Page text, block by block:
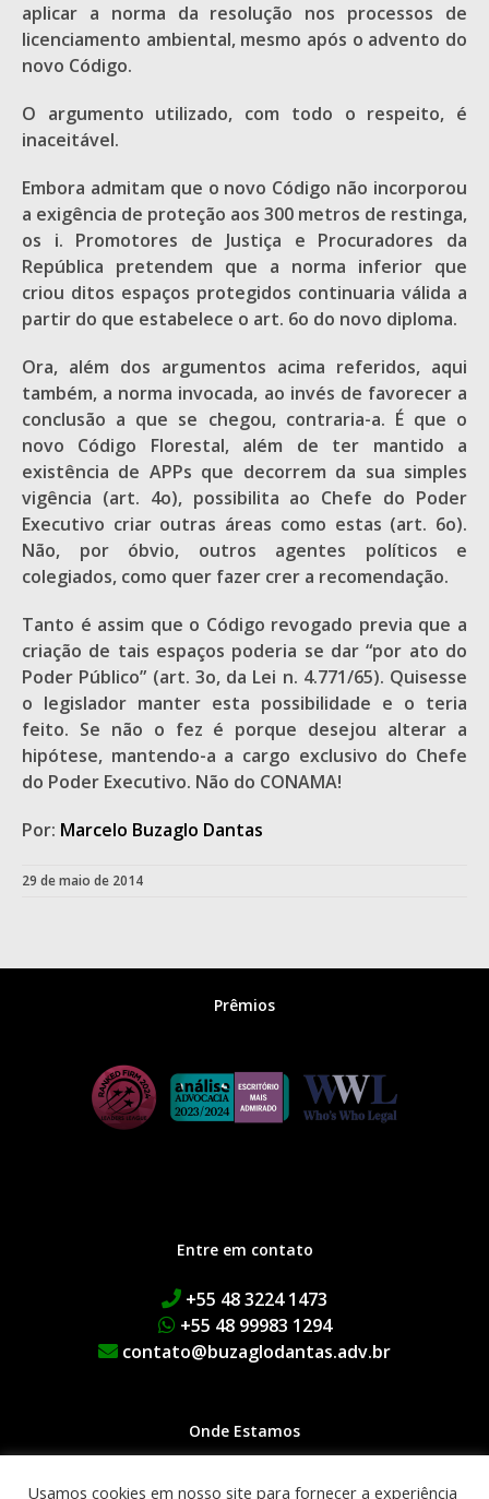
aplicar a norma da resolução nos processos de
licenciamento ambiental, mesmo após o advento do
novo Código.
O argumento utilizado, com todo o respeito, é
inaceitável.
Embora admitam que o novo Código não incorporou
a exigência de proteção aos 300 metros de restinga,
os i. Promotores de Justiça e Procuradores da
República pretendem que a norma inferior que
criou ditos espaços protegidos continuaria válida a
partir do que estabelece o art. 6o do novo diploma.
Ora, além dos argumentos acima referidos, aqui
também, a norma invocada, ao invés de favorecer a
conclusão a que se chegou, contraria-a. É que o
novo Código Florestal, além de ter mantido a
existência de APPs que decorrem da sua simples
vigência (art. 4o), possibilita ao Chefe do Poder
Executivo criar outras áreas como estas (art. 6o).
Não, por óbvio, outros agentes políticos e
colegiados, como quer fazer crer a recomendação.
Tanto é assim que o Código revogado previa que a
criação de tais espaços poderia se dar “por ato do
Poder Público” (art. 3o, da Lei n. 4.771/65). Quisesse
o legislador manter esta possibilidade e o teria
feito. Se não o fez é porque desejou alterar a
hipótese, mantendo-a a cargo exclusivo do Chefe
do Poder Executivo. Não do CONAMA!
Por: Marcelo Buzaglo Dantas
29 de maio de 2014
Prêmios
Entre em contato
+55 48 3224 1473
+55 48 99983 1294
contato@buzaglodantas.adv.br
Onde Estamos
Rua Adolfo Melo, 38 | Centro
Usamos cookies em nosso site para fornecer a experiência